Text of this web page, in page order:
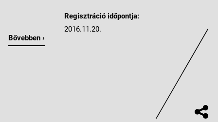
Bővebben ›
Regisztráció időpontja:
2016.11.20.